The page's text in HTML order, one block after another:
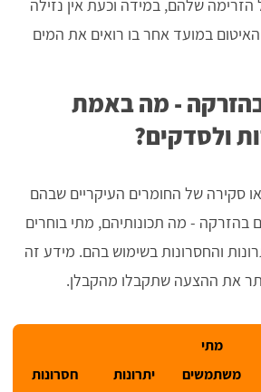
הזרימה שלהם, במידה וכעת אין נזילה
במועד אחר בו רואים את המים
בהזרקה - מה באמת
ולסדקים?
סקירה של החומרים העיקריים שבהם
בהזרקה - מה תכונותיהם, מתי בוחרים
והחסרונות בשימוש בהם. מידע זה
את ההצעה שתקבלו מהקבלן.
מתי
משתמשים
יתרונות חסרונות